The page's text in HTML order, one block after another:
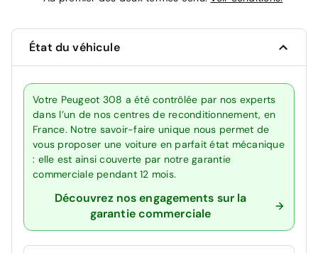
État du véhicule
Votre Peugeot 308 a été contrôlée par nos experts
dans l’un de nos centres de reconditionnement, en
France. Notre savoir-faire unique nous permet de
vous proposer une voiture en parfait état mécanique
: elle est ainsi couverte par notre garantie
commerciale pendant 12 mois.
Découvrez nos engagements sur la
garantie commerciale